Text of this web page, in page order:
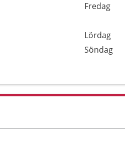
Fredag
Lördag
Söndag